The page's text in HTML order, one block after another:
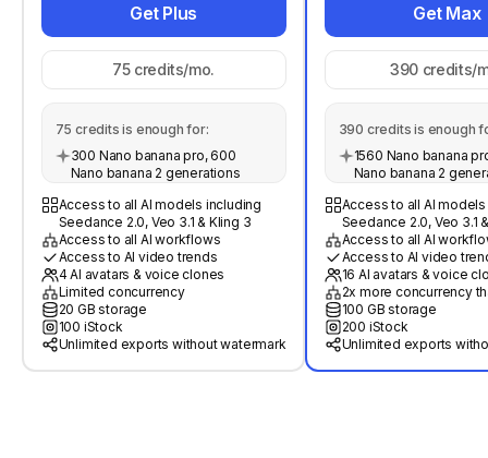
Get Plus
75credits/mo.
75 credits is enough for:
300 Nano banana pro, 600
Nano banana 2 generations
Access to all AI models including
Seedance 2.0, Veo 3.1 & Kling 3
Access to all AI workflows
Access to AI video trends
4 AI avatars & voice clones
Limited concurrency
20 GB storage
100 iStock
Unlimited exports without watermark
Get Max
390 credits/
390 credits is enough
1560 Nano banana
Nano banana 2
Access to all AI
Seedance 2.0, Veo 3.1
Access to all AI
Access to AI video
16 AI avatars & voice
2x more concurrency
100 GB storage
200 iStock
Unlimited exports